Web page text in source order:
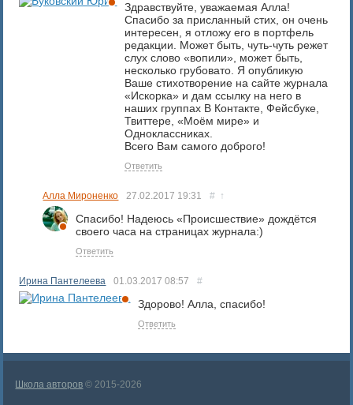
Здравствуйте, уважаемая Алла!
Спасибо за присланный стих, он очень
интересен, я отложу его в портфель
редакции. Может быть, чуть-чуть режет
слух слово «вопили», может быть,
несколько грубовато. Я опубликую
Ваше стихотворение на сайте журнала
«Искорка» и дам ссылку на него в
наших группах В Контакте, Фейсбуке,
Твиттере, «Моём мире» и
Одноклассниках.
Всего Вам самого доброго!
Ответить
Алла Мироненко 27.02.2017 19:31 # ↑
Спасибо! Надеюсь «Происшествие» дождётся
своего часа на страницах журнала:)
Ответить
Ирина Пантелеева 01.03.2017 08:57 #
Здорово! Алла, спасибо!
Ответить
Школа авторов © 2015-2026